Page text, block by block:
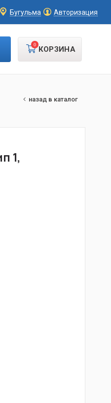
Бугульма Авторизация
КОРЗИНА
0
назад в каталог
1,